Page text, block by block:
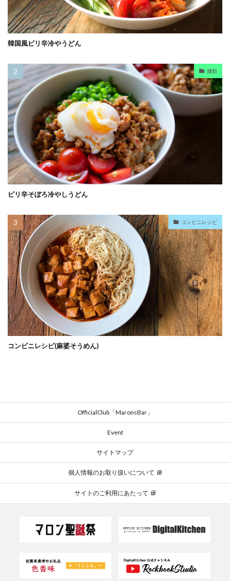
韓国風ピリ辛冷やうどん
麺類
ピリ辛そぼろ冷やしうどん
コンビニレシピ
コンビニレシピ(麻婆そうめん)
OfficialClub「MaronsBar」
Event
サイトマップ
個人情報のお取り扱いについて
サイトのご利用にあたって